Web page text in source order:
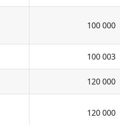
100 000
100 003
120 000
120 000